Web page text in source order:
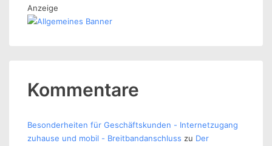
Anzeige
Kommentare
Besonderheiten für Geschäftskunden - Internetzugang
zuhause und mobil - Breitbandanschluss zu Der